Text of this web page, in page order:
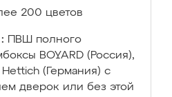
200 цветов
ПВШ полного
BOYARD (Россия),
(Германия) с
дверок или без этой